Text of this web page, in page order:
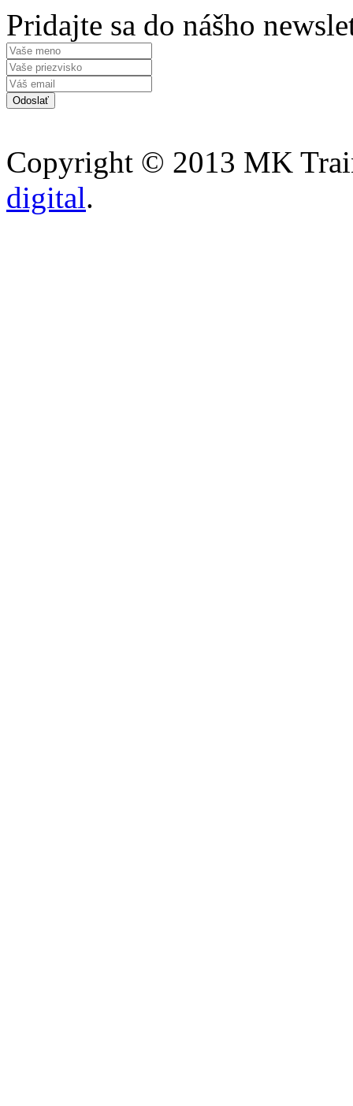
Pridajte sa do nášho
Copyright © 2013 MK
digital.